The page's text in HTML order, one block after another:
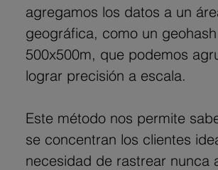
agregamos los datos a un
geográfica, como un
500x500m, que podemos
lograr precisión a escala.
Este método nos permite
se concentran los clientes
necesidad de rastrear nunca